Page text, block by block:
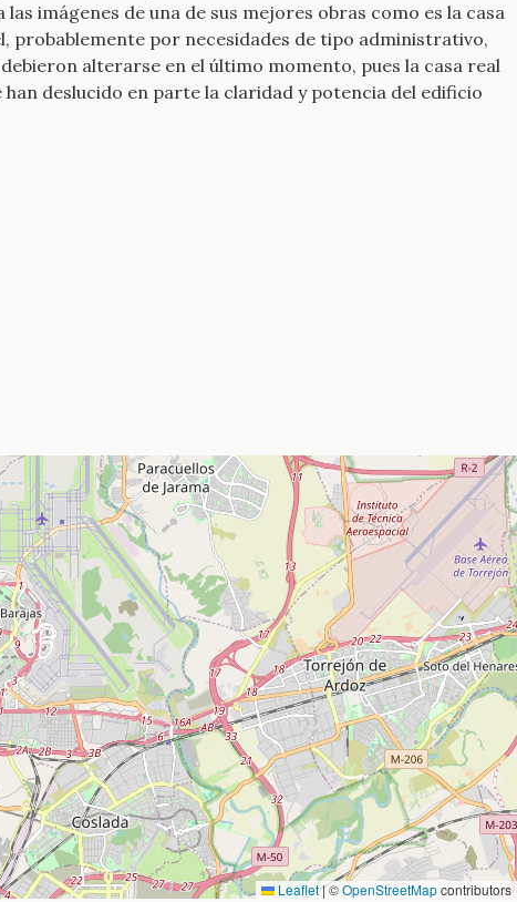
imágenes de una de sus mejores obras como es la casa
probablemente por necesidades de tipo administrativo,
alterarse en el último momento, pues la casa real
deslucido en parte la claridad y potencia del edificio
Leaflet|©OpenStreetMapcontributors